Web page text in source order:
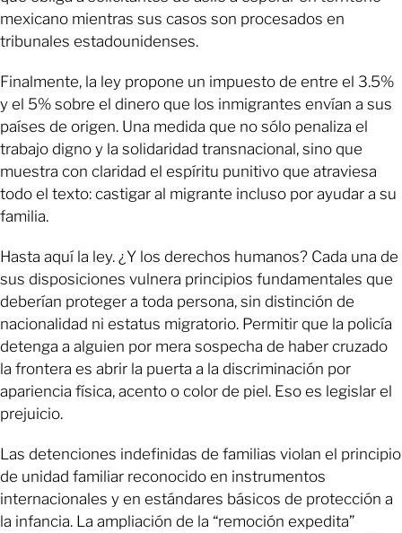
mexicano mientras sus casos son procesados en
tribunales estadounidenses.
Finalmente, la ley propone un impuesto de entre el 3.5%
y el 5% sobre el dinero que los inmigrantes envían a sus
países de origen. Una medida que no sólo penaliza el
trabajo digno y la solidaridad transnacional, sino que
muestra con claridad el espíritu punitivo que atraviesa
todo el texto: castigar al migrante incluso por ayudar a su
familia.
Hasta aquí la ley. ¿Y los derechos humanos? Cada una de
sus disposiciones vulnera principios fundamentales que
deberían proteger a toda persona, sin distinción de
nacionalidad ni estatus migratorio. Permitir que la policía
detenga a alguien por mera sospecha de haber cruzado
la frontera es abrir la puerta a la discriminación por
apariencia física, acento o color de piel. Eso es legislar el
prejuicio.
Las detenciones indefinidas de familias violan el principio
de unidad familiar reconocido en instrumentos
internacionales y en estándares básicos de protección a
la infancia. La ampliación de la “remoción expedita”